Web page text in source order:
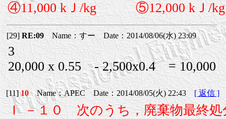
④11,000 kＪ/kg ⑤12,000 kＪ/kg
[29]RE:09Name：すー Date：2014/08/06(水) 23:09
3
20,000 x 0.55 - 2,500x0.4 = 10,000
[11]10Name：APEC Date：2014/08/05(火) 22:43[ 返信 ]
Ｉ －１０ 次のうち，廃棄物最終処